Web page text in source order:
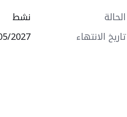
الحالة
نشط
تاريخ الانتهاء 2027